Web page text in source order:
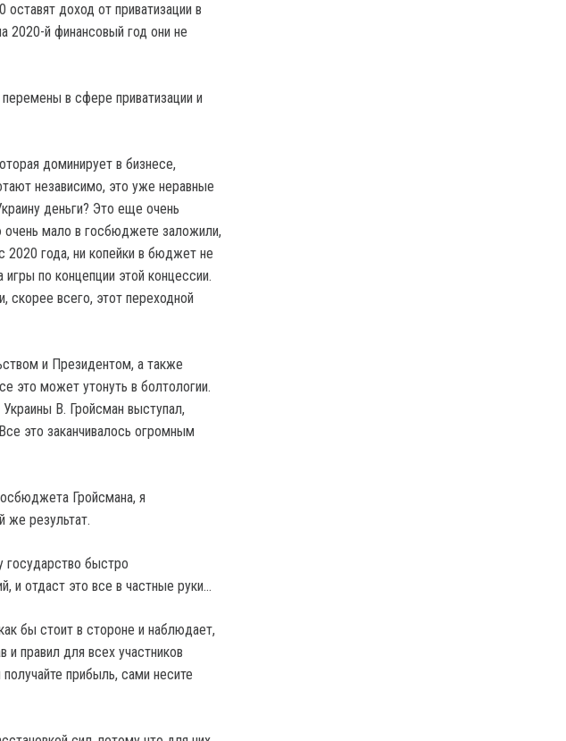
доход от приватизации в
2020-й финансовый год они не
в сфере приватизации и
доминирует в бизнесе,
независимо, это уже неравные
деньги? Это еще очень
очень мало в госбюджете заложили,
2020 года, ни копейки в бюджет не
по концепции этой концессии.
скорее всего, этот переходной
и Президентом, а также
это может утонуть в болтологии.
В. Гройсман выступал,
это заканчивалось огромным
Гройсмана, я
же результат.
государство быстро
и отдаст это все в частные руки…
бы стоит в стороне и наблюдает,
и правил для всех участников
прибыль, сами несите